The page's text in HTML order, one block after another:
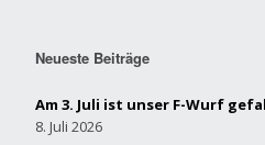
Neueste Beiträge
Am 3. Juli ist unser F-Wurf
8. Juli 2026